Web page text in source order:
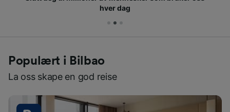
hver dag
Populært i Bilbao
La oss skape en god reise